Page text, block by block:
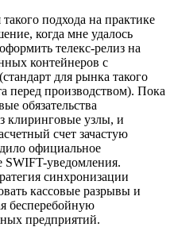
подхода на практике
когда мне удалось
телекс-релиз на
контейнеров с
для рынка такого
перед производством). Пока
обязательства
клиринговые узлы, и
счет зачастую
официальное
SWIFT-уведомления.
синхронизации
кассовые разрывы и
бесперебойную
предприятий.